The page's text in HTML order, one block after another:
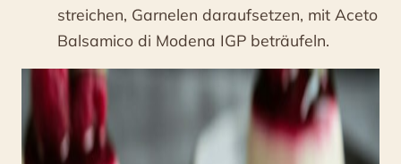
streichen, Garnelen daraufsetzen, mit Aceto
Balsamico di Modena IGP beträufeln.